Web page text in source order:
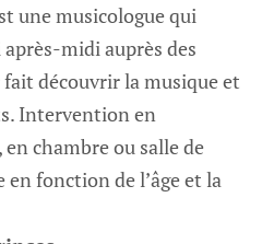
une musicologue qui
midi auprès des
découvrir la musique et
Intervention en
chambre ou salle de
en fonction de l’âge et la